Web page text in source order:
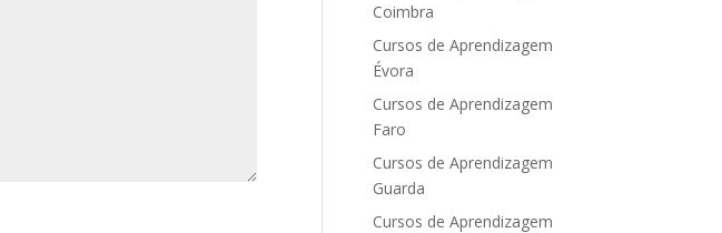
Coimbra
Cursos de Aprendizagem
Évora
Cursos de Aprendizagem
Faro
Cursos de Aprendizagem
Guarda
Cursos de Aprendizagem